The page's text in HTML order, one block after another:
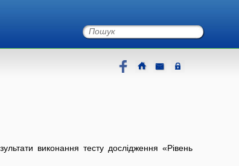
виконання тесту дослідження «Рівень